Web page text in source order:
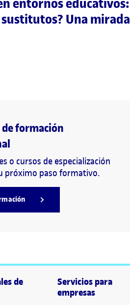
entornos educativos:
sustitutos? Una mirada
formación
o cursos de especialización
próximo paso formativo.
de Servicios para
empresas